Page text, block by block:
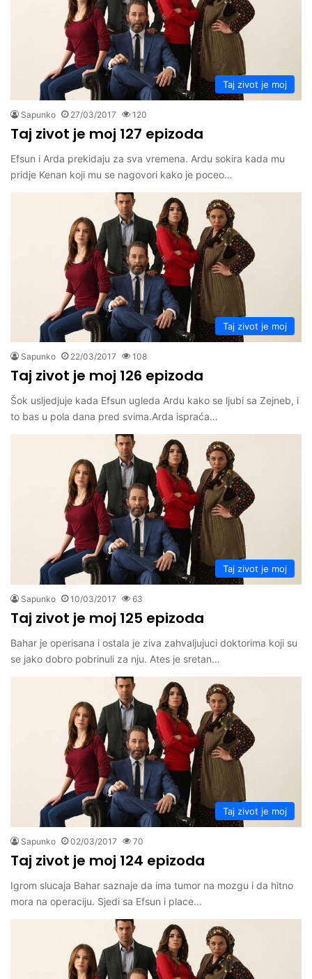
Taj zivot je moj
Sapunko 27/03/2017 120
Taj zivot je moj 127 epizoda
Efsun i Arda prekidaju za sva vremena. Ardu sokira kada mu
pridje Kenan koji mu se nagovori kako je poceo…
Taj zivot je moj
Sapunko 22/03/2017 108
Taj zivot je moj 126 epizoda
Šok usljedjuje kada Efsun ugleda Ardu kako se ljubi sa Zejneb, i
to bas u pola dana pred svima.Arda ispraća…
Taj zivot je moj
Sapunko 10/03/2017 63
Taj zivot je moj 125 epizoda
Bahar je operisana i ostala je ziva zahvaljujuci doktorima koji su
se jako dobro pobrinuli za nju. Ates je sretan…
Taj zivot je moj
Sapunko 02/03/2017 70
Taj zivot je moj 124 epizoda
Igrom slucaja Bahar saznaje da ima tumor na mozgu i da hitno
mora na operaciju. Sjedi sa Efsun i place…